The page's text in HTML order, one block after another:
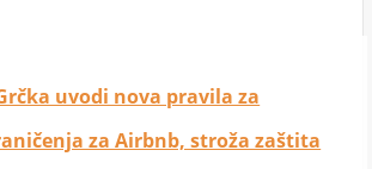
uvodi nova pravila za
za Airbnb, stroža zaštita